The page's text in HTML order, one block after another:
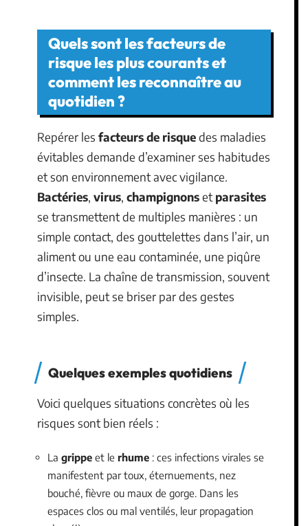
Quels sont les facteurs de
risque les plus courants et
comment les reconnaître au
quotidien ?
Repérer les facteurs de risquedes maladies
évitables demande d’examiner ses habitudes
et son environnement avec vigilance.
Bactéries, virus, champignonset parasites
se transmettent de multiples manières : un
simple contact, des gouttelettes dans l’air, un
aliment ou une eau contaminée, une piqûre
d’insecte. La chaîne de transmission, souvent
invisible, peut se briser par des gestes
simples.
Quelques exemples quotidiens
Voici quelques situations concrètes où les
risques sont bien réels :
La grippe et le rhume : ces infections virales se
manifestent par toux, éternuements, nez
bouché, fièvre ou maux de gorge. Dans les
espaces clos ou mal ventilés, leur propagation